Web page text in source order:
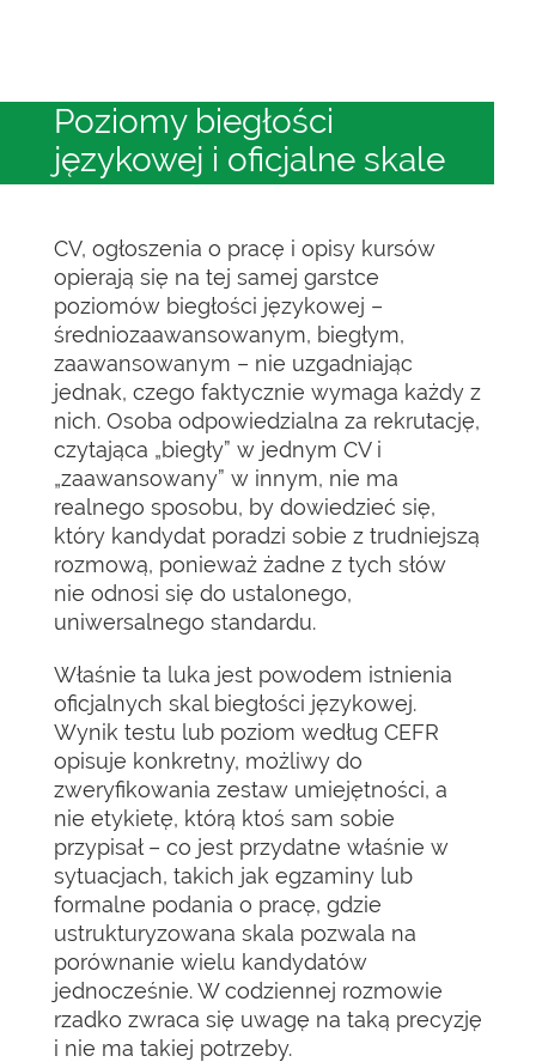
Poziomy biegłości
językowej i oficjalne skale
CV, ogłoszenia o pracę i opisy kursów
opierają się na tej samej garstce
poziomów biegłości językowej –
średniozaawansowanym, biegłym,
zaawansowanym – nie uzgadniając
jednak, czego faktycznie wymaga każdy z
nich. Osoba odpowiedzialna za rekrutację,
czytająca „biegły” w jednym CV i
„zaawansowany” w innym, nie ma
realnego sposobu, by dowiedzieć się,
który kandydat poradzi sobie z trudniejszą
rozmową, ponieważ żadne z tych słów
nie odnosi się do ustalonego,
uniwersalnego standardu.
Właśnie ta luka jest powodem istnienia
oficjalnych skal biegłości językowej.
Wynik testu lub poziom według CEFR
opisuje konkretny, możliwy do
zweryfikowania zestaw umiejętności, a
nie etykietę, którą ktoś sam sobie
przypisał – co jest przydatne właśnie w
sytuacjach, takich jak egzaminy lub
formalne podania o pracę, gdzie
ustrukturyzowana skala pozwala na
porównanie wielu kandydatów
jednocześnie. W codziennej rozmowie
rzadko zwraca się uwagę na taką precyzję
i nie ma takiej potrzeby.